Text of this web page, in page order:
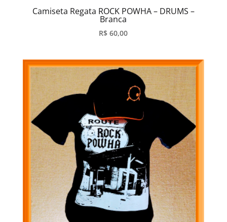
Camiseta Regata ROCK POWHA – DRUMS –
Branca
R$ 60,00